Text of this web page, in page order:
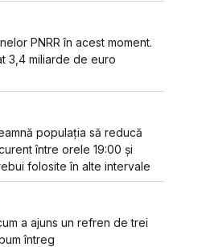
PNRR în acest moment.
3,4 miliarde de euro
populația să reducă
între orele 19:00 și
folosite în alte intervale
a ajuns un refren de trei
întreg